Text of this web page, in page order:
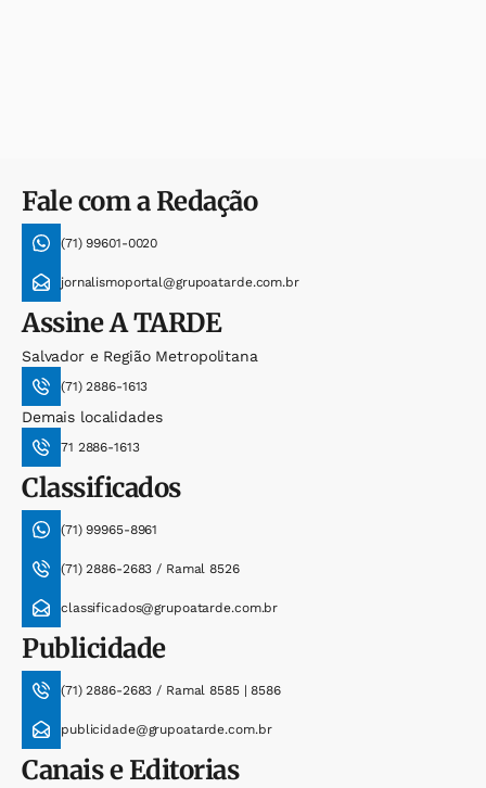
Fale com a Redação
(71) 99601-0020
jornalismoportal@grupoatarde.com.br
AssineA TARDE
Salvador e Região Metropolitana
(71) 2886-1613
Demais localidades
71 2886-1613
Classificados
(71) 99965-8961
(71) 2886-2683 / Ramal 8526
classificados@grupoatarde.com.br
Publicidade
(71) 2886-2683 / Ramal 8585 | 8586
publicidade@grupoatarde.com.br
Canais e Editorias